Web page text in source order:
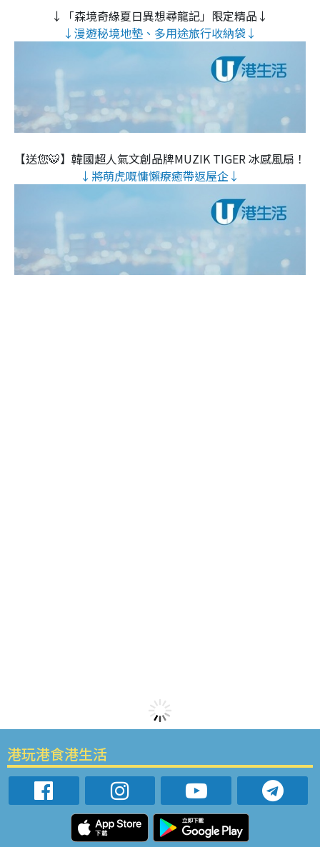
↓「森境奇緣夏日異想尋龍記」限定精品↓
↓漫遊秘境地墊、多用途旅行收納袋↓
【送您🐯】韓國超人氣文創品牌MUZIK TIGER 冰感風扇！
↓將萌虎嘅慵懶療癒帶返屋企↓
港玩港食港生活